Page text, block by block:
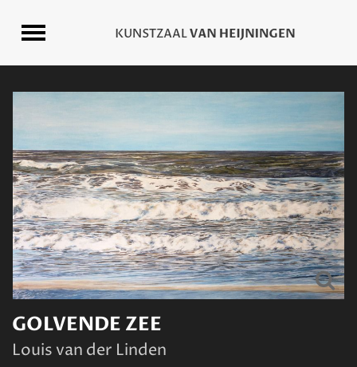
GOLVENDE ZEE
Louis van der Linden